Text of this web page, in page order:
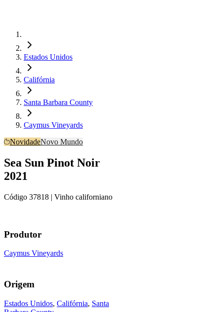
Estados Unidos
Califórnia
Santa Barbara County
Caymus Vineyards
NovidadeNovo Mundo
Sea Sun Pinot Noir
2021
Código 37818 | Vinho californiano
Produtor
Caymus Vineyards
Origem
Estados Unidos, Califórnia, Santa